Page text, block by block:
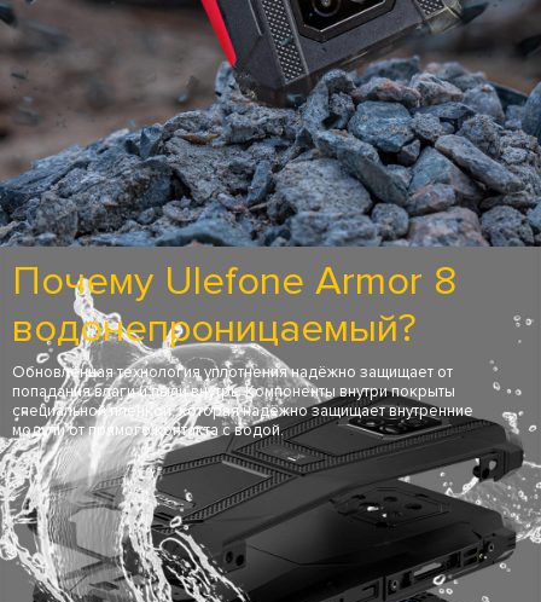
Почему Ulefone Armor 8
водонепроницаемый?
Обновлённая технология уплотнения надёжно защищает от
попадания влаги и пыли внутрь. Компоненты внутри покрыты
специальной плёнкой, которая надёжно защищает внутренние
модули от прямого контакта с водой.